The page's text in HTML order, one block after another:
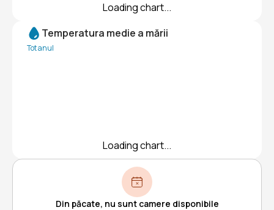
Loading chart...
Temperatura medie a mării
Tot anul
Loading chart...
Din păcate, nu sunt camere disponibile